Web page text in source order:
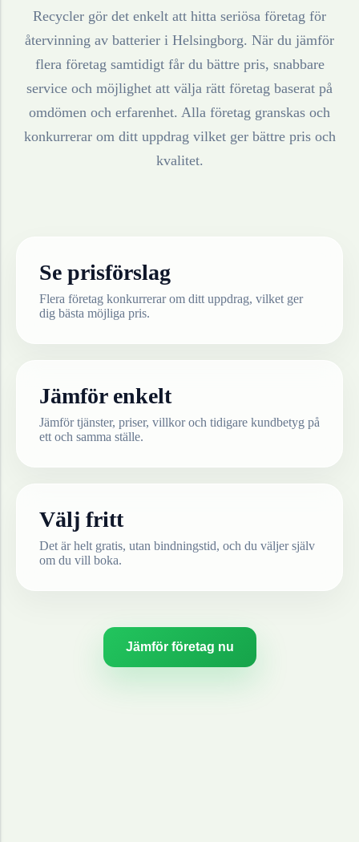
Recycler gör det enkelt att hitta seriösa företag för
återvinning av batterier i Helsingborg. När du jämför
flera företag samtidigt får du bättre pris, snabbare
service och möjlighet att välja rätt företag baserat på
omdömen och erfarenhet. Alla företag granskas och
konkurrerar om ditt uppdrag vilket ger bättre pris och
kvalitet.
Se prisförslag
Flera företag konkurrerar om ditt uppdrag, vilket ger
dig bästa möjliga pris.
Jämför enkelt
Jämför tjänster, priser, villkor och tidigare kundbetyg på
ett och samma ställe.
Välj fritt
Det är helt gratis, utan bindningstid, och du väljer själv
om du vill boka.
Jämför företag nu